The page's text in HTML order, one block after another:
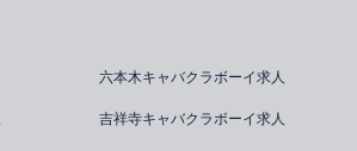
六本木キャバクラボーイ求人
吉祥寺キャバクラボーイ求人